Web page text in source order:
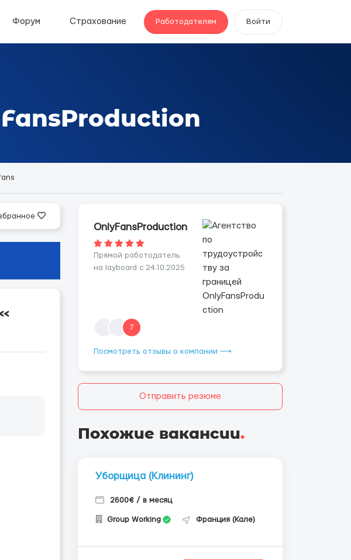
Форум Страхование Работодателям Войти
OnlyFansProduction
Прямой работодатель
на layboard с 24.10.2025
7
Посмотреть отзывы о компании ⟶
Отправить резюме
Похожие вакансии.
Уборщица (Клининг)
2600€ / в месяц
Group Working Франция (Кале)